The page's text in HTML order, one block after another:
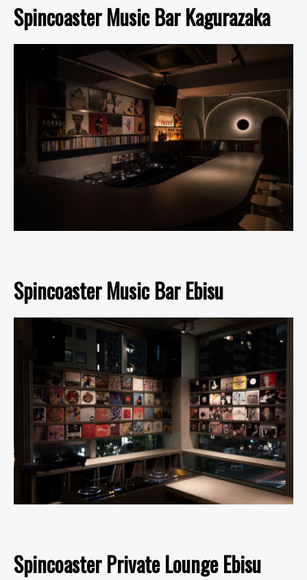
Spincoaster Music Bar Kagurazaka
Spincoaster Music Bar Ebisu
Spincoaster Private Lounge Ebisu